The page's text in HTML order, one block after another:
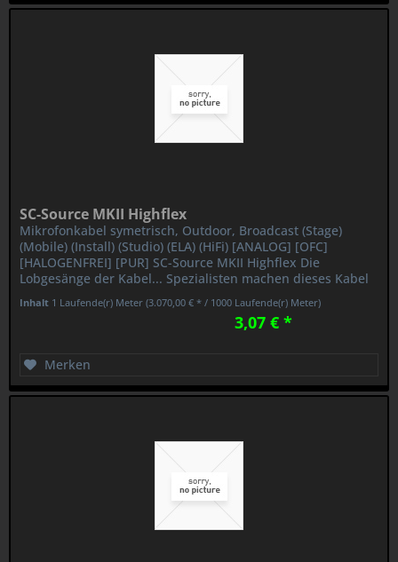
SC-Source MKII Highflex
Mikrofonkabel symetrisch, Outdoor, Broadcast (Stage)
(Mobile) (Install) (Studio) (ELA) (HiFi) [ANALOG] [OFC]
[HALOGENFREI] [PUR] SC-Source MKII Highflex Die
Lobgesänge der Kabel... Spezialisten machen dieses Kabel
Inhalt 1 Laufende(r) Meter(3.070,00 € * / 1000 Laufende(r) Meter)
3,07 € *
Merken